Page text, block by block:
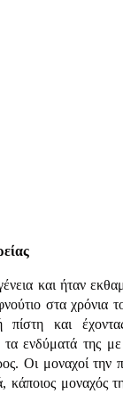
και ήταν
στα χρόνια
και
τα ενδύματά της
Οι μοναχοί την
μοναχός